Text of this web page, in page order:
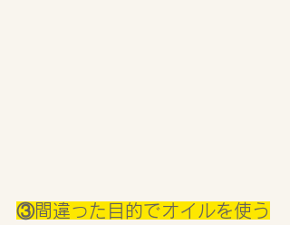
③間違った目的でオイルを使う